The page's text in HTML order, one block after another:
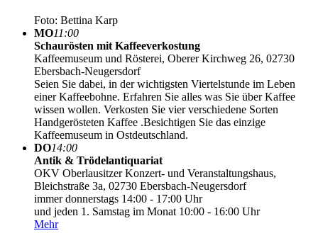
Foto: Bettina Karp
MO11:00
Schaurösten mit Kaffeeverkostung
Kaffeemuseum und Rösterei, Oberer Kirchweg 26, 02730
Ebersbach-Neugersdorf
Seien Sie dabei, in der wichtigsten Viertelstunde im Leben
einer Kaffeebohne. Erfahren Sie alles was Sie über Kaffee
wissen wollen. Verkosten Sie vier verschiedene Sorten
Handgerösteten Kaffee .Besichtigen Sie das einzige
Kaffeemuseum in Ostdeutschland.
DO14:00
Antik & Trödelantiquariat
OKV Oberlausitzer Konzert- und Veranstaltungshaus,
Bleichstraße 3a, 02730 Ebersbach-Neugersdorf
immer donnerstags 14:00 - 17:00 Uhr
und jeden 1. Samstag im Monat 10:00 - 16:00 Uhr
Mehr